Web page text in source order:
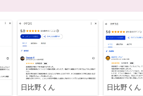
日比野くん 日比野くん